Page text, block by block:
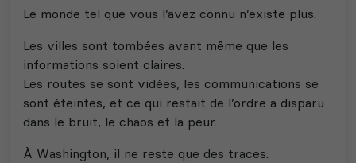
Le monde tel que vous l’avez connu n’existe plus.
Les villes sont tombées avant même que les
informations soient claires.
Les routes se sont vidées, les communications se
sont éteintes, et ce qui restait de l’ordre a disparu
dans le bruit, le chaos et la peur.
À Washington, il ne reste que des traces: